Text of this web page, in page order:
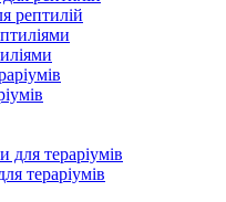
рептилій
тераріумів